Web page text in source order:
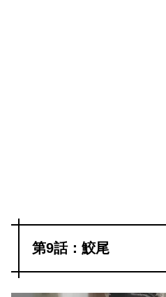
第9話：鮫尾